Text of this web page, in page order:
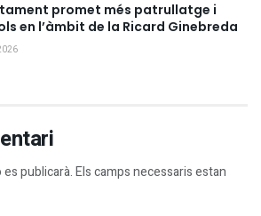
promet més patrullatge i
en l’àmbit de la Ricard Ginebreda
publicarà.Els camps necessaris estan